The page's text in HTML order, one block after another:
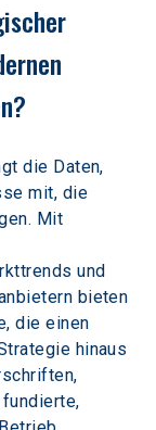
die Daten,
mit, die
Mit
und
bieten
die einen
hinaus